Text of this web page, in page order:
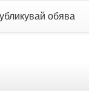
обява